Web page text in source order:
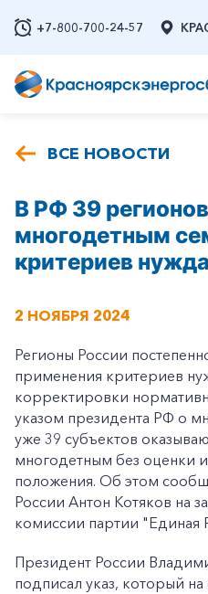
+7-800-700-24-57
ВСЕ НОВОСТИ
В РФ 39
многодетным
критериев
2 НОЯБРЯ 2024
Регионы России
применения критериев
корректировки
указом президента РФ о
уже 39 субъектов
многодетным без оценки
положения. Об этом
России Антон Котяков на
комиссии партии "Единая
Президент России
подписал указ, который